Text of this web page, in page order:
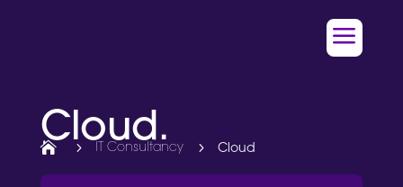
a
Cloud.
 5 IT Consultancy 5 Cloud